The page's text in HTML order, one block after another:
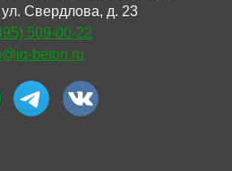
ул. Свердлова, д. 23
509-00-22
beton.ru